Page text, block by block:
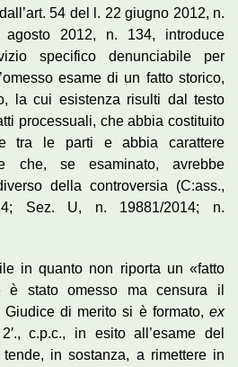
54 del l. 22 giugno 2012, n.
2012, n. 134, introduce
specifico denunciabile per
esame di un fatto storico,
la cui esistenza risulti dal testo
processuali, che abbia costituito
tra le parti e abbia carattere
che, se esaminato, avrebbe
della controversia (C:ass.,
Sez. U, n. 19881/2014; n.
in quanto non riporta un «fatto
è stato omesso ma censura il
di merito si è formato, ex
c.p.c., in esito all’esame del
in sostanza, a rimettere in